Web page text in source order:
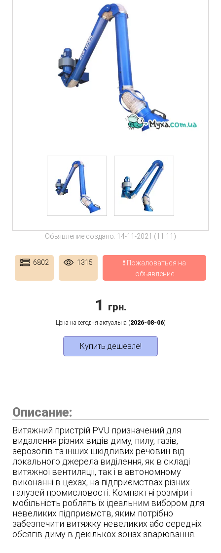
Объявление создано: 14-11-2021 (11:11)
6802 1315
❗ Пожаловаться на
объявление
1 грн.
Цена на сегодня актуальна (2026-08-06)
Купить дешевле!
Описание:
Витяжний пристрій PVU призначений для
видалення різних видів диму, пилу, газів,
аерозолів та інших шкідливих речовин від
локального джерела виділення, як в складі
витяжної вентиляції, так і в автономному
виконанні в цехах, на підприємствах різних
галузей промисловості. Компактні розміри і
мобільність роблять їх ідеальним вибором для
невеликих підприємств, яким потрібно
забезпечити витяжку невеликих або середніх
обсягів диму в декількох зонах зварювання.